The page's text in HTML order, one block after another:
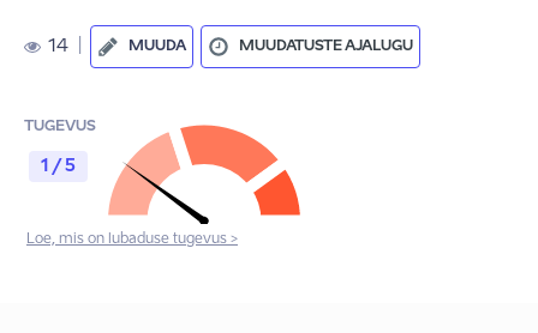
14 MUUDA MUUDATUSTE AJALUGU
TUGEVUS
1 / 5
Loe, mis on lubaduse tugevus >